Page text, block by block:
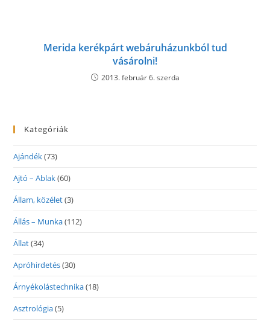
Merida kerékpárt webáruházunkból tud
vásárolni!
2013. február 6. szerda
Kategóriák
Ajándék(73)
Ajtó – Ablak(60)
Állam, közélet(3)
Állás – Munka(112)
Állat(34)
Apróhirdetés(30)
Árnyékolástechnika(18)
Asztrológia(5)